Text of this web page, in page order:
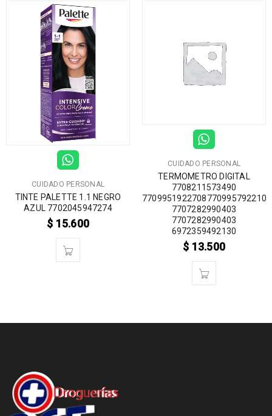
CUIDADO PERSONAL
TINTE PALETTE 1.1 NEGRO
AZUL 7702045947274
$ 15.600
CUIDADO PERSONAL
TERMOMETRO DIGITAL
7708211573490
7707282990403
7707282990403
6972359492130
$ 13.500